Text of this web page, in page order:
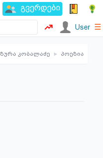
გვერდები
User ☰
ზურა კობალაძე ▸ პოეზია